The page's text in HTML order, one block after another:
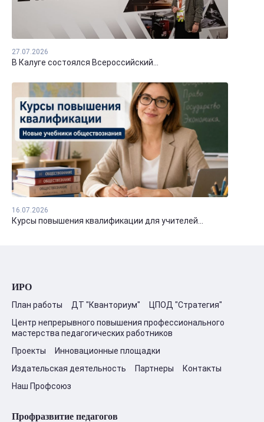
27.07.2026
В Калуге состоялся Всероссийский...
16.07.2026
Курсы повышения квалификации для учителей...
ИРО
План работы ДТ "Кванториум"
ЦПОД "Стратегия"
Центр непрерывного повышения профессионального
мастерства педагогических работников
Проекты
Инновационные площадки
Издательская деятельность
Партнеры
Контакты
Наш Профсоюз
Профразвитие педагогов